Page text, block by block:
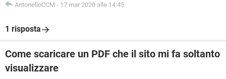
AntonelloCCM - 17 mar 2020 alle 14:45
1 risposta
Come scaricare un PDF che il sito mi fa soltanto
visualizzare